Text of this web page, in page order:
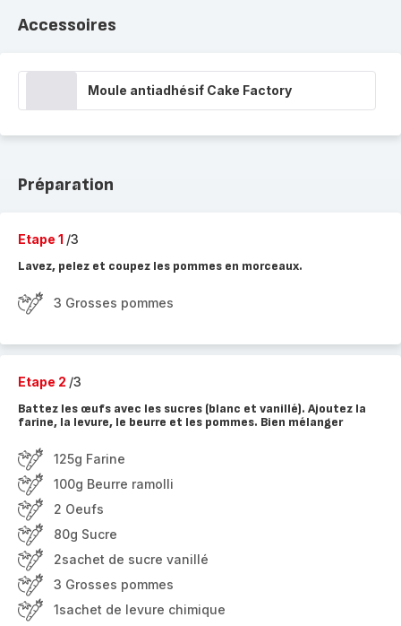
Accessoires
Moule antiadhésif Cake Factory
Préparation
Etape 1 /3
Lavez, pelez et coupez les pommes en morceaux.
3 Grosses pommes
Etape 2 /3
Battez les œufs avec les sucres (blanc et vanillé). Ajoutez la
farine, la levure, le beurre et les pommes. Bien mélanger
125g Farine
100g Beurre ramolli
2 Oeufs
80g Sucre
2sachet de sucre vanillé
3 Grosses pommes
1sachet de levure chimique